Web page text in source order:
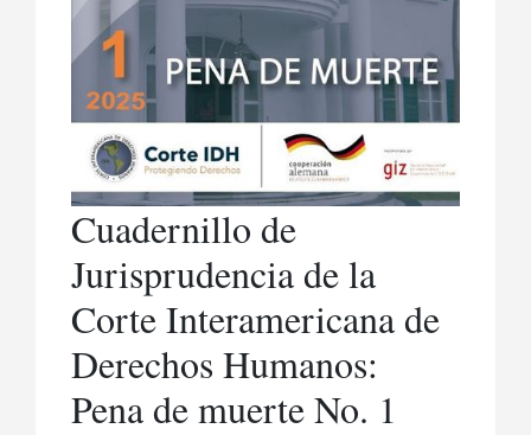
Cuadernillo de
Jurisprudencia de la
Corte Interamericana de
Derechos Humanos:
Pena de muerte No. 1